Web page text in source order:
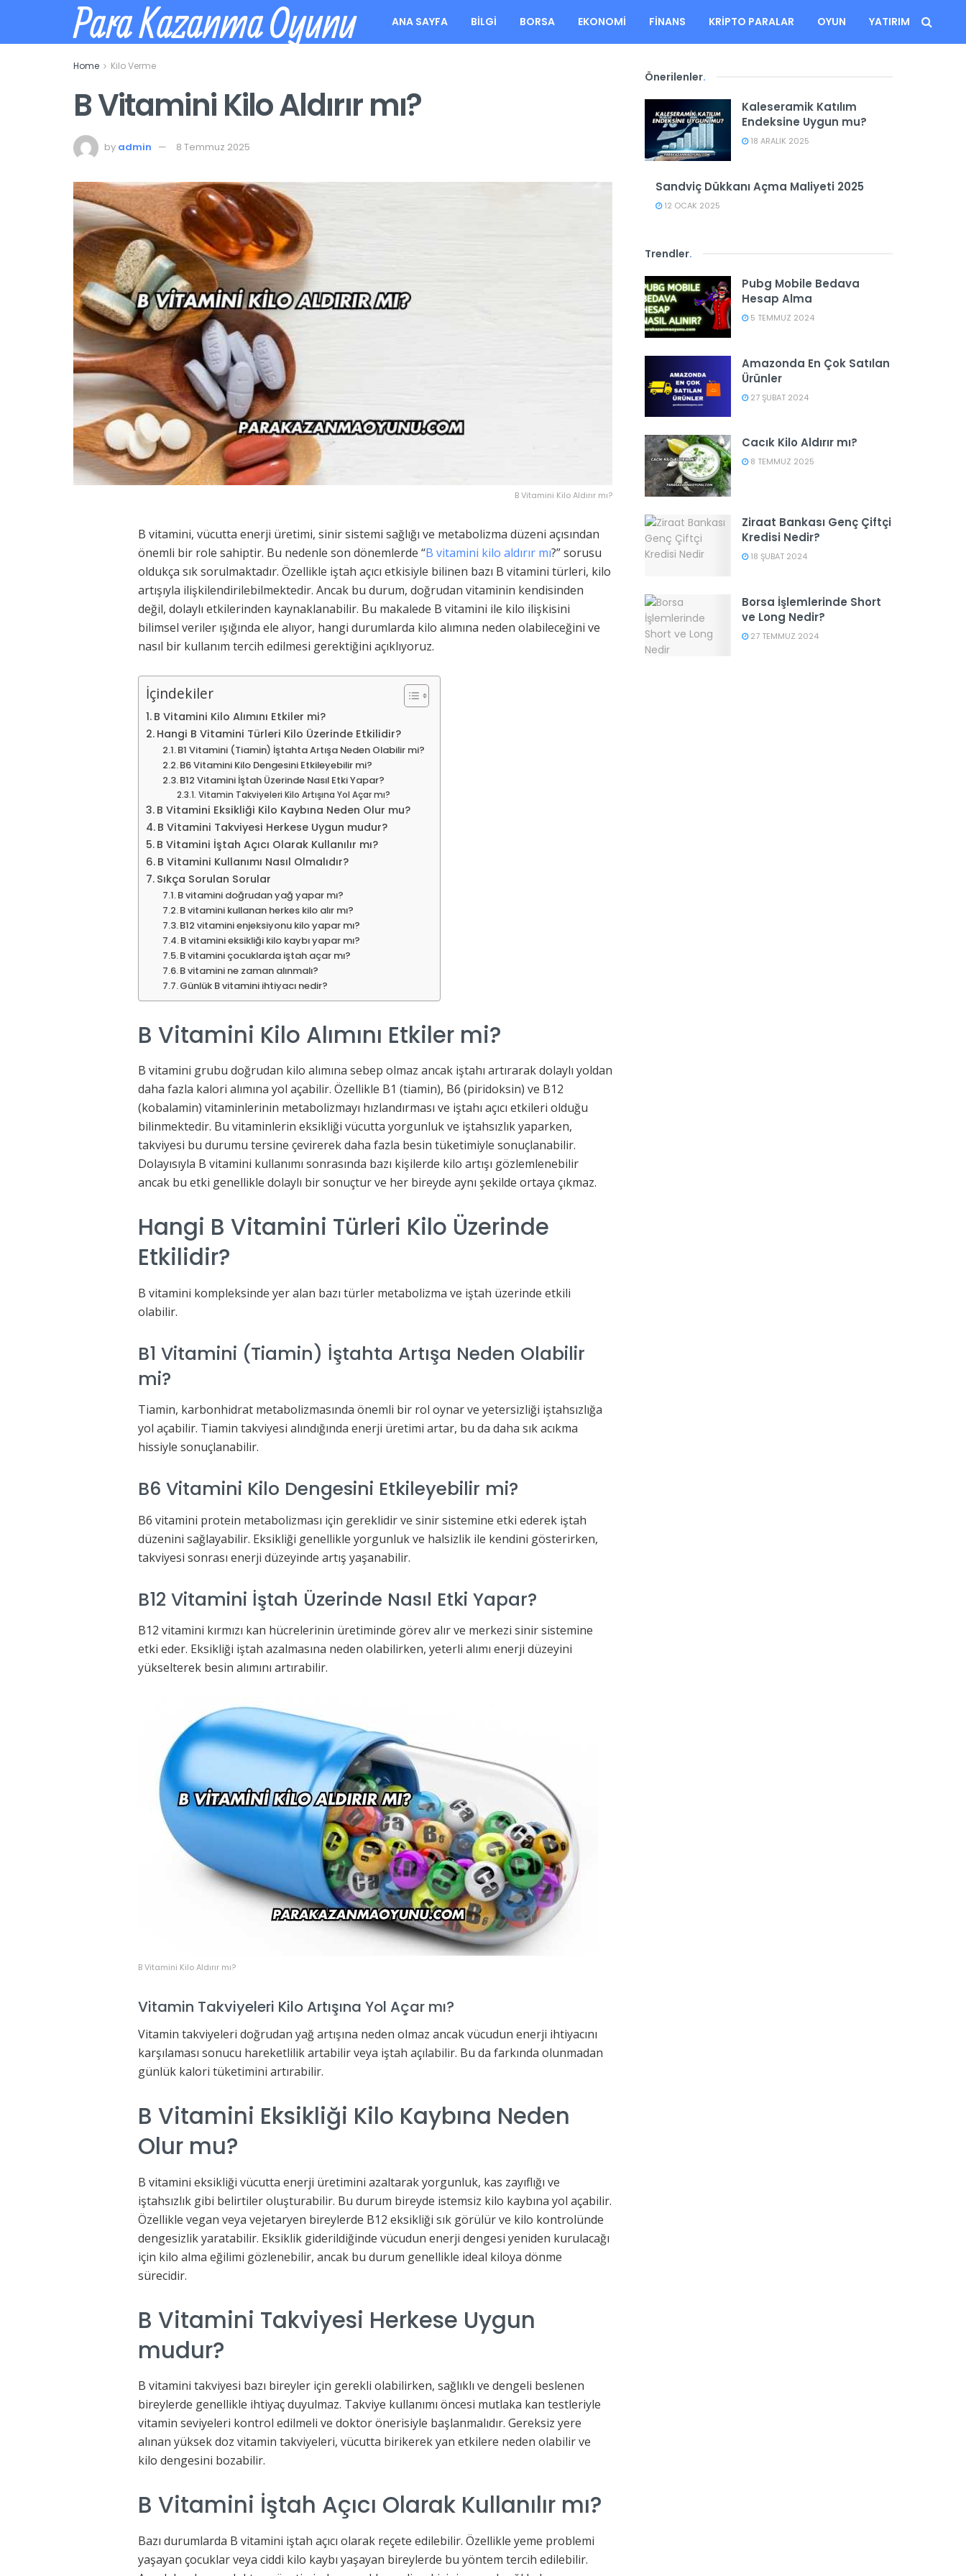
Para Kazanma Oyunu ANA SAYFA BILGI BORSA EKONOMI FINANS KRIPTO PARALAR OYUN YATIRIM
Home Kilo Verme
B Vitamini Kilo Aldırır mı?
by admin 8 Temmuz 2025
B Vitamini Kilo Aldırır mı?
B vitamini, vücutta enerji üretimi, sinir sistemi sağlığı ve metabolizma düzeni açısından
önemli bir role sahiptir. Bu nedenle son dönemlerde “B vitamini kilo aldırır mı?” sorusu
oldukça sık sorulmaktadır. Özellikle iştah açıcı etkisiyle bilinen bazı B vitamini türleri, kilo
artışıyla ilişkilendirilebilmektedir. Ancak bu durum, doğrudan vitaminin kendisinden
değil, dolaylı etkilerinden kaynaklanabilir. Bu makalede B vitamini ile kilo ilişkisini
bilimsel veriler ışığında ele alıyor, hangi durumlarda kilo alımına neden olabileceğini ve
nasıl bir kullanım tercih edilmesi gerektiğini açıklıyoruz.
İçindekiler
B Vitamini Kilo Alımını Etkiler mi?
Hangi B Vitamini Türleri Kilo Üzerinde Etkilidir?
B1 Vitamini (Tiamin) İştahta Artışa Neden Olabilir mi?
B6 Vitamini Kilo Dengesini Etkileyebilir mi?
B12 Vitamini İştah Üzerinde Nasıl Etki Yapar?
Vitamin Takviyeleri Kilo Artışına Yol Açar mı?
B Vitamini Eksikliği Kilo Kaybına Neden Olur mu?
B Vitamini Takviyesi Herkese Uygun mudur?
B Vitamini İştah Açıcı Olarak Kullanılır mı?
B Vitamini Kullanımı Nasıl Olmalıdır?
Sıkça Sorulan Sorular
B vitamini doğrudan yağ yapar mı?
B vitamini kullanan herkes kilo alır mı?
B12 vitamini enjeksiyonu kilo yapar mı?
B vitamini eksikliği kilo kaybı yapar mı?
B vitamini çocuklarda iştah açar mı?
B vitamini ne zaman alınmalı?
Günlük B vitamini ihtiyacı nedir?
B Vitamini Kilo Alımını Etkiler mi?
B vitamini grubu doğrudan kilo alımına sebep olmaz ancak iştahı artırarak dolaylı yoldan
daha fazla kalori alımına yol açabilir. Özellikle B1 (tiamin), B6 (piridoksin) ve B12
(kobalamin) vitaminlerinin metabolizmayı hızlandırması ve iştahı açıcı etkileri olduğu
bilinmektedir. Bu vitaminlerin eksikliği vücutta yorgunluk ve iştahsızlık yaparken,
takviyesi bu durumu tersine çevirerek daha fazla besin tüketimiyle sonuçlanabilir.
Dolayısıyla B vitamini kullanımı sonrasında bazı kişilerde kilo artışı gözlemlenebilir
ancak bu etki genellikle dolaylı bir sonuçtur ve her bireyde aynı şekilde ortaya çıkmaz.
Hangi B Vitamini Türleri Kilo Üzerinde
Etkilidir?
B vitamini kompleksinde yer alan bazı türler metabolizma ve iştah üzerinde etkili
olabilir.
B1 Vitamini (Tiamin) İştahta Artışa Neden Olabilir
mi?
Tiamin, karbonhidrat metabolizmasında önemli bir rol oynar ve yetersizliği iştahsızlığa
yol açabilir. Tiamin takviyesi alındığında enerji üretimi artar, bu da daha sık acıkma
hissiyle sonuçlanabilir.
B6 Vitamini Kilo Dengesini Etkileyebilir mi?
B6 vitamini protein metabolizması için gereklidir ve sinir sistemine etki ederek iştah
düzenini sağlayabilir. Eksikliği genellikle yorgunluk ve halsizlik ile kendini gösterirken,
takviyesi sonrası enerji düzeyinde artış yaşanabilir.
B12 Vitamini İştah Üzerinde Nasıl Etki Yapar?
B12 vitamini kırmızı kan hücrelerinin üretiminde görev alır ve merkezi sinir sistemine
etki eder. Eksikliği iştah azalmasına neden olabilirken, yeterli alımı enerji düzeyini
yükselterek besin alımını artırabilir.
B Vitamini Kilo Aldırır mı?
Vitamin Takviyeleri Kilo Artışına Yol Açar mı?
Vitamin takviyeleri doğrudan yağ artışına neden olmaz ancak vücudun enerji ihtiyacını
karşılaması sonucu hareketlilik artabilir veya iştah açılabilir. Bu da farkında olunmadan
günlük kalori tüketimini artırabilir.
B Vitamini Eksikliği Kilo Kaybına Neden
Olur mu?
B vitamini eksikliği vücutta enerji üretimini azaltarak yorgunluk, kas zayıflığı ve
iştahsızlık gibi belirtiler oluşturabilir. Bu durum bireyde istemsiz kilo kaybına yol açabilir.
Özellikle vegan veya vejetaryen bireylerde B12 eksikliği sık görülür ve kilo kontrolünde
dengesizlik yaratabilir. Eksiklik giderildiğinde vücudun enerji dengesi yeniden kurulacağı
için kilo alma eğilimi gözlenebilir, ancak bu durum genellikle ideal kiloya dönme
sürecidir.
B Vitamini Takviyesi Herkese Uygun
mudur?
B vitamini takviyesi bazı bireyler için gerekli olabilirken, sağlıklı ve dengeli beslenen
bireylerde genellikle ihtiyaç duyulmaz. Takviye kullanımı öncesi mutlaka kan testleriyle
vitamin seviyeleri kontrol edilmeli ve doktor önerisiyle başlanmalıdır. Gereksiz yere
alınan yüksek doz vitamin takviyeleri, vücutta birikerek yan etkilere neden olabilir ve
kilo dengesini bozabilir.
B Vitamini İştah Açıcı Olarak Kullanılır mı?
Bazı durumlarda B vitamini iştah açıcı olarak reçete edilebilir. Özellikle yeme problemi
yaşayan çocuklar veya ciddi kilo kaybı yaşayan bireylerde bu yöntem tercih edilebilir.
Önerilenler.
Kaleseramik Katılım
Endeksine Uygun mu?
18 ARALIK 2025
Sandviç Dükkanı Açma Maliyeti 2025
12 OCAK 2025
Trendler.
Pubg Mobile Bedava
Hesap Alma
5 TEMMUZ 2024
Amazonda En Çok Satılan
Ürünler
27 ŞUBAT 2024
Cacık Kilo Aldırır mı?
8 TEMMUZ 2025
Ziraat Bankası Genç Çiftçi
Kredisi Nedir?
18 ŞUBAT 2024
Borsa İşlemlerinde Short
ve Long Nedir?
27 TEMMUZ 2024